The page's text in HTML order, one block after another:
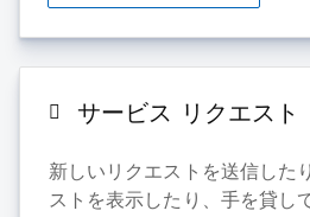
サービス リクエスト
新しいリクエストを送信した
ストを表示したり、手を貸し